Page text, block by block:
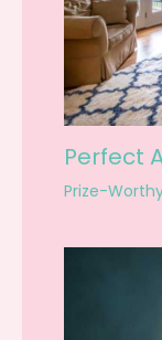
Perfect
Prize-